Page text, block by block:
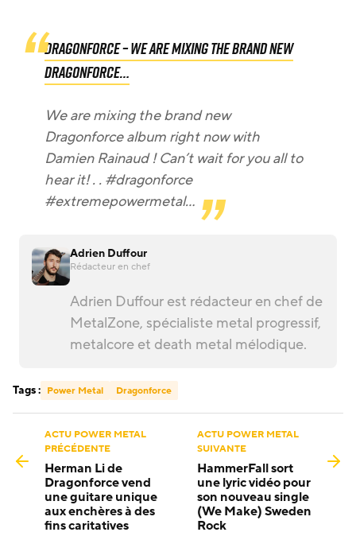
Dragonforce – We are mixing the brand new
Dragonforce…
We are mixing the brand new
Dragonforce album right now with
Damien Rainaud ! Can’t wait for you all to
hear it! . . #dragonforce
#extremepowermetal…
Adrien Duffour
Rédacteur en chef
Adrien Duffour est rédacteur en chef de
MetalZone, spécialiste metal progressif,
metalcore et death metal mélodique.
Tags : Power Metal Dragonforce
ACTU POWER METAL
PRÉCÉDENTE
Herman Li de
Dragonforce vend
une guitare unique
aux enchères à des
fins caritatives
ACTU POWER METAL
SUIVANTE
HammerFall sort
une lyric vidéo pour
son nouveau single
(We Make) Sweden
Rock